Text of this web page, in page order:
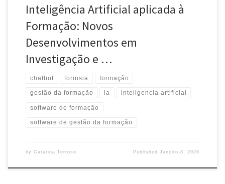
Inteligência Artificial aplicada à
Formação: Novos
Desenvolvimentos em
Investigação e …
chatbot forinsia formação
gestão da formação ia inteligencia artificial
software de formação
software de gestão da formação
by Catarina Terroso PublishedJaneiro 8, 2026